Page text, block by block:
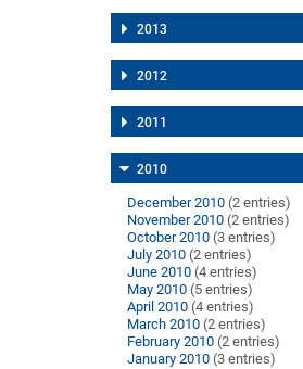
2013
2012
2011
2010
December 2010 (2 entries)
November 2010 (2 entries)
October 2010 (3 entries)
July 2010 (2 entries)
June 2010 (4 entries)
May 2010 (5 entries)
April 2010 (4 entries)
March 2010 (2 entries)
February 2010 (2 entries)
January 2010 (3 entries)